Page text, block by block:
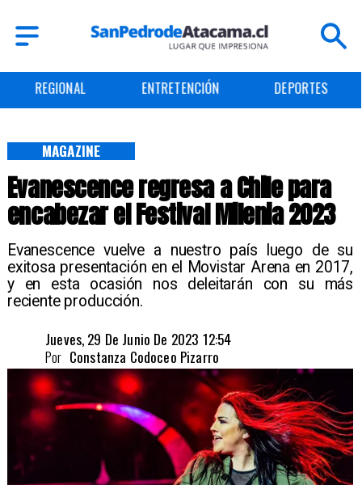
REGIONAL ENTRETENCIÓN DEPORTES
Evanescence regresa a Chile para
encabezar el Festival Milenia 2023
Evanescence vuelve a nuestro país luego de su
exitosa presentación en el Movistar Arena en 2017,
y en esta ocasión nos deleitarán con su más
reciente producción.
MAGAZINE
Jueves, 29 De Junio De 2023 12:54
Constanza Codoceo Pizarro
Por